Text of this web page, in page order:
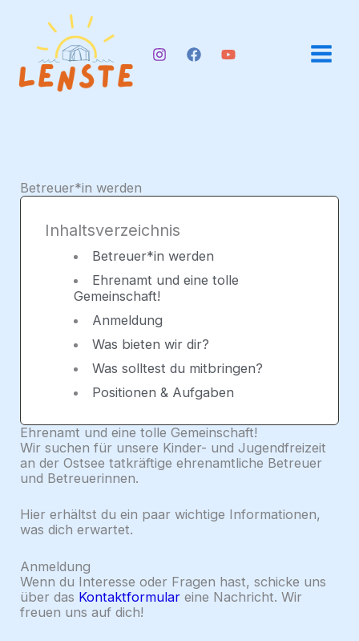
Betreuer*in werden
Inhaltsverzeichnis
Betreuer*in werden
Ehrenamt und eine tolle
Gemeinschaft!
Anmeldung
Was bieten wir dir?
Was solltest du mitbringen?
Positionen & Aufgaben
Ehrenamt und eine tolle Gemeinschaft!
Wir suchen für unsere Kinder- und Jugendfreizeit
an der Ostsee tatkräftige ehrenamtliche Betreuer
und Betreuerinnen.
Hier erhältst du ein paar wichtige Informationen,
was dich erwartet.
Anmeldung
Wenn du Interesse oder Fragen hast, schicke uns
über das Kontaktformulareine Nachricht. Wir
freuen uns auf dich!